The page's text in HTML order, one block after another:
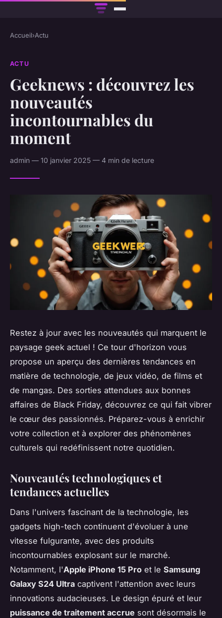
Accueil›Actu
ACTU
Geeknews : découvrez les
nouveautés
incontournables du
moment
admin — 10 janvier 2025 — 4 min de lecture
Restez à jour avec les nouveautés qui marquent le
paysage geek actuel ! Ce tour d'horizon vous
propose un aperçu des dernières tendances en
matière de technologie, de jeux vidéo, de films et
de mangas. Des sorties attendues aux bonnes
affaires de Black Friday, découvrez ce qui fait vibrer
le cœur des passionnés. Préparez-vous à enrichir
votre collection et à explorer des phénomènes
culturels qui redéfinissent notre quotidien.
Nouveautés technologiques et
tendances actuelles
Dans l'univers fascinant de la technologie, les
gadgets high-tech continuent d'évoluer à une
vitesse fulgurante, avec des produits
incontournables explosant sur le marché.
Notamment, l'Apple iPhone 15 Pro et le Samsung
Galaxy S24 Ultra captivent l'attention avec leurs
innovations audacieuses. Le design épuré et leur
puissance de traitement accrue sont désormais le